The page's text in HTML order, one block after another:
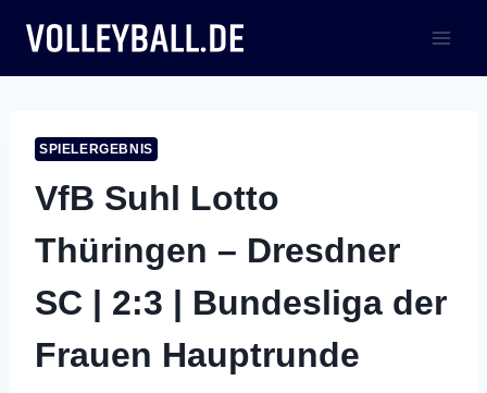
Inhalt
springen
SPIELERGEBNIS
VfB Suhl Lotto
Thüringen – Dresdner
SC | 2:3 | Bundesliga der
Frauen Hauptrunde